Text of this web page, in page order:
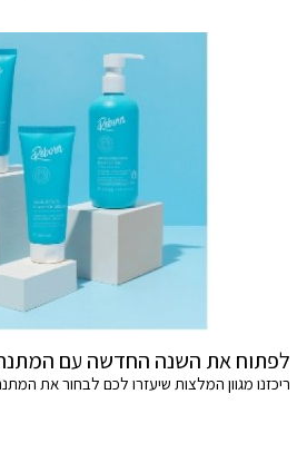
לפתוח את השנה החדשה עם
ריכזנו מגוון המלצות שיעזרו לכם לבחור את